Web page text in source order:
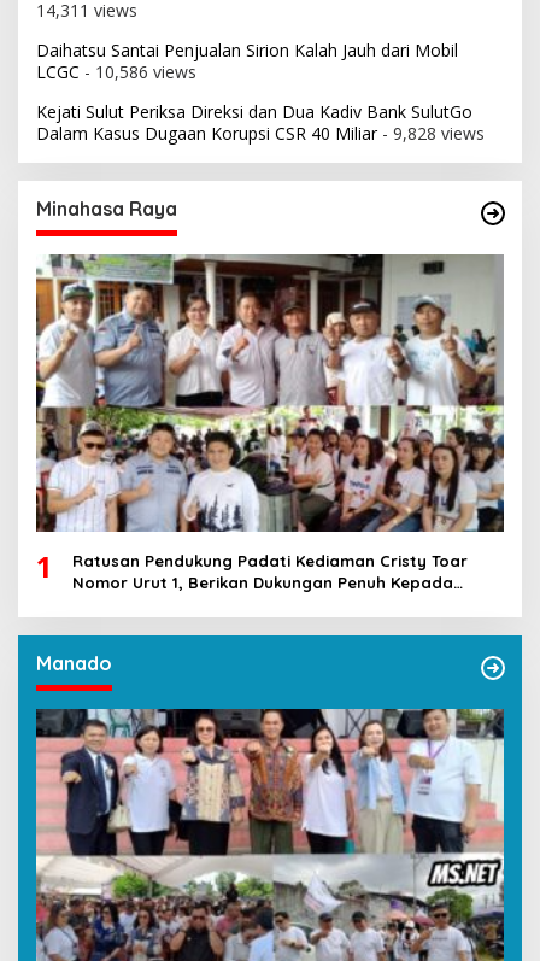
14,311 views
Daihatsu Santai Penjualan Sirion Kalah Jauh dari Mobil
LCGC - 10,586 views
Kejati Sulut Periksa Direksi dan Dua Kadiv Bank SulutGo
Dalam Kasus Dugaan Korupsi CSR 40 Miliar- 9,828 views
Minahasa Raya
1
Ratusan Pendukung Padati Kediaman Cristy Toar
Nomor Urut 1, Berikan Dukungan Penuh Kepada
Manado